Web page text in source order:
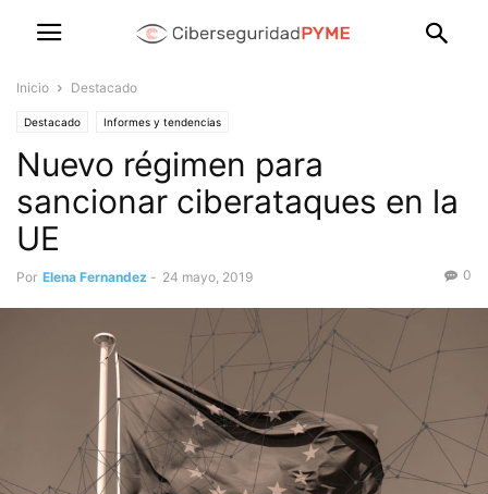
Inicio Destacado
Destacado Informes y tendencias
Nuevo régimen para
sancionar ciberataques en la
UE
Por Elena Fernandez - 24 mayo, 2019 0